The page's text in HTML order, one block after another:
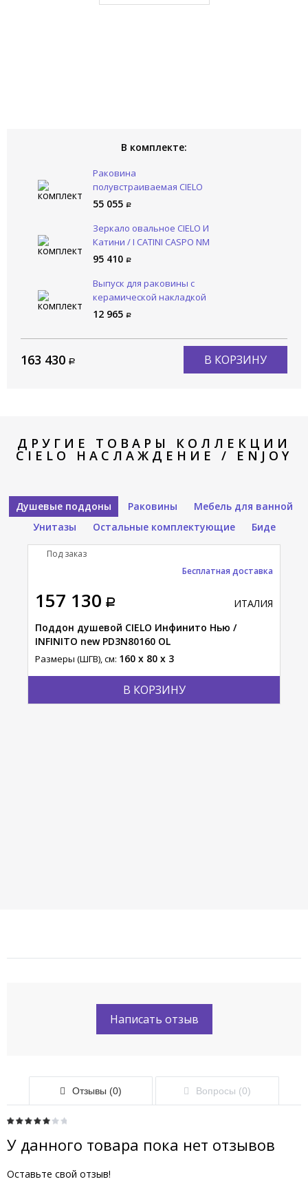
В комплекте:
Раковина
полувстраиваемая CIELO
Наслаждение / ENJOY
55 055
Зеркало овальное CIELO И
Катини / I CATINI CASPO NM
95 410
Выпуск для раковины с
керамической накладкой
CIELO Сива / SIWA PIL01 CA
12 965
163 430 В КОРЗИНУ
ДРУГИЕ ТОВАРЫ КОЛЛЕКЦИИ
CIELO НАСЛАЖДЕНИЕ / ENJOY
Душевые поддоны Раковины
Мебель для ванной
Унитазы
Остальные комплектующие Биде
157 130
В КОРЗИНУ
ИТАЛИЯ
Поддон душевой CIELO Инфинито Нью /
INFINITO new PD3N80160 OL
Размеры (ШГВ), см: 160 x 80 x 3
Под заказ
Бесплатная доставка
Написать отзыв
Отзывы (0) Вопросы (0)
У данного товара пока нет отзывов
Оставьте свой отзыв!